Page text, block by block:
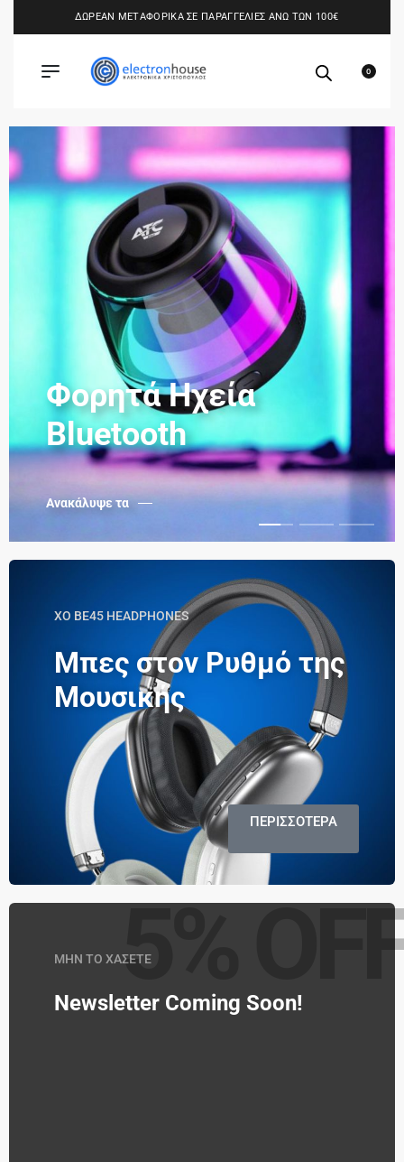
ΔΩΡΕΑΝ ΜΕΤΑΦΟΡΙΚΑ ΣΕ ΠΑΡΑΓΓΕΛΙΕΣ ΑΝΩ ΤΩΝ 100€
0
Φορητά Ηχεία
Bluetooth
Ανακάλυψε τα
XO BE45 HEADPHONES
Μπες στον Ρυθμό της
Μουσικής
ΠΕΡΙΣΣΟΤΕΡΑ
5%
ΜΗΝ ΤΟ ΧΑΣΕΤΕ
Newsletter Coming Soon!